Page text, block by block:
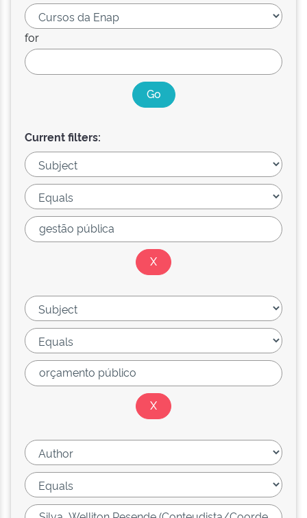
for
Current filters: